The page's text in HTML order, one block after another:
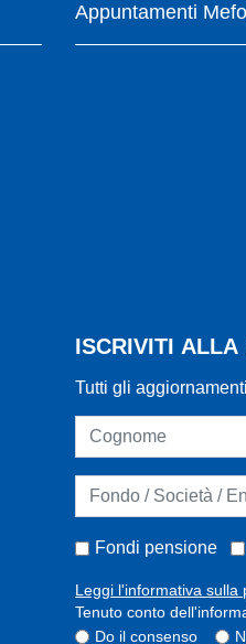
Appuntamenti
ISCRIVITI ALLA
Tutti gli
Fondi pensione
Leggi l'informativa sulla
Tenuto conto
Do il consenso